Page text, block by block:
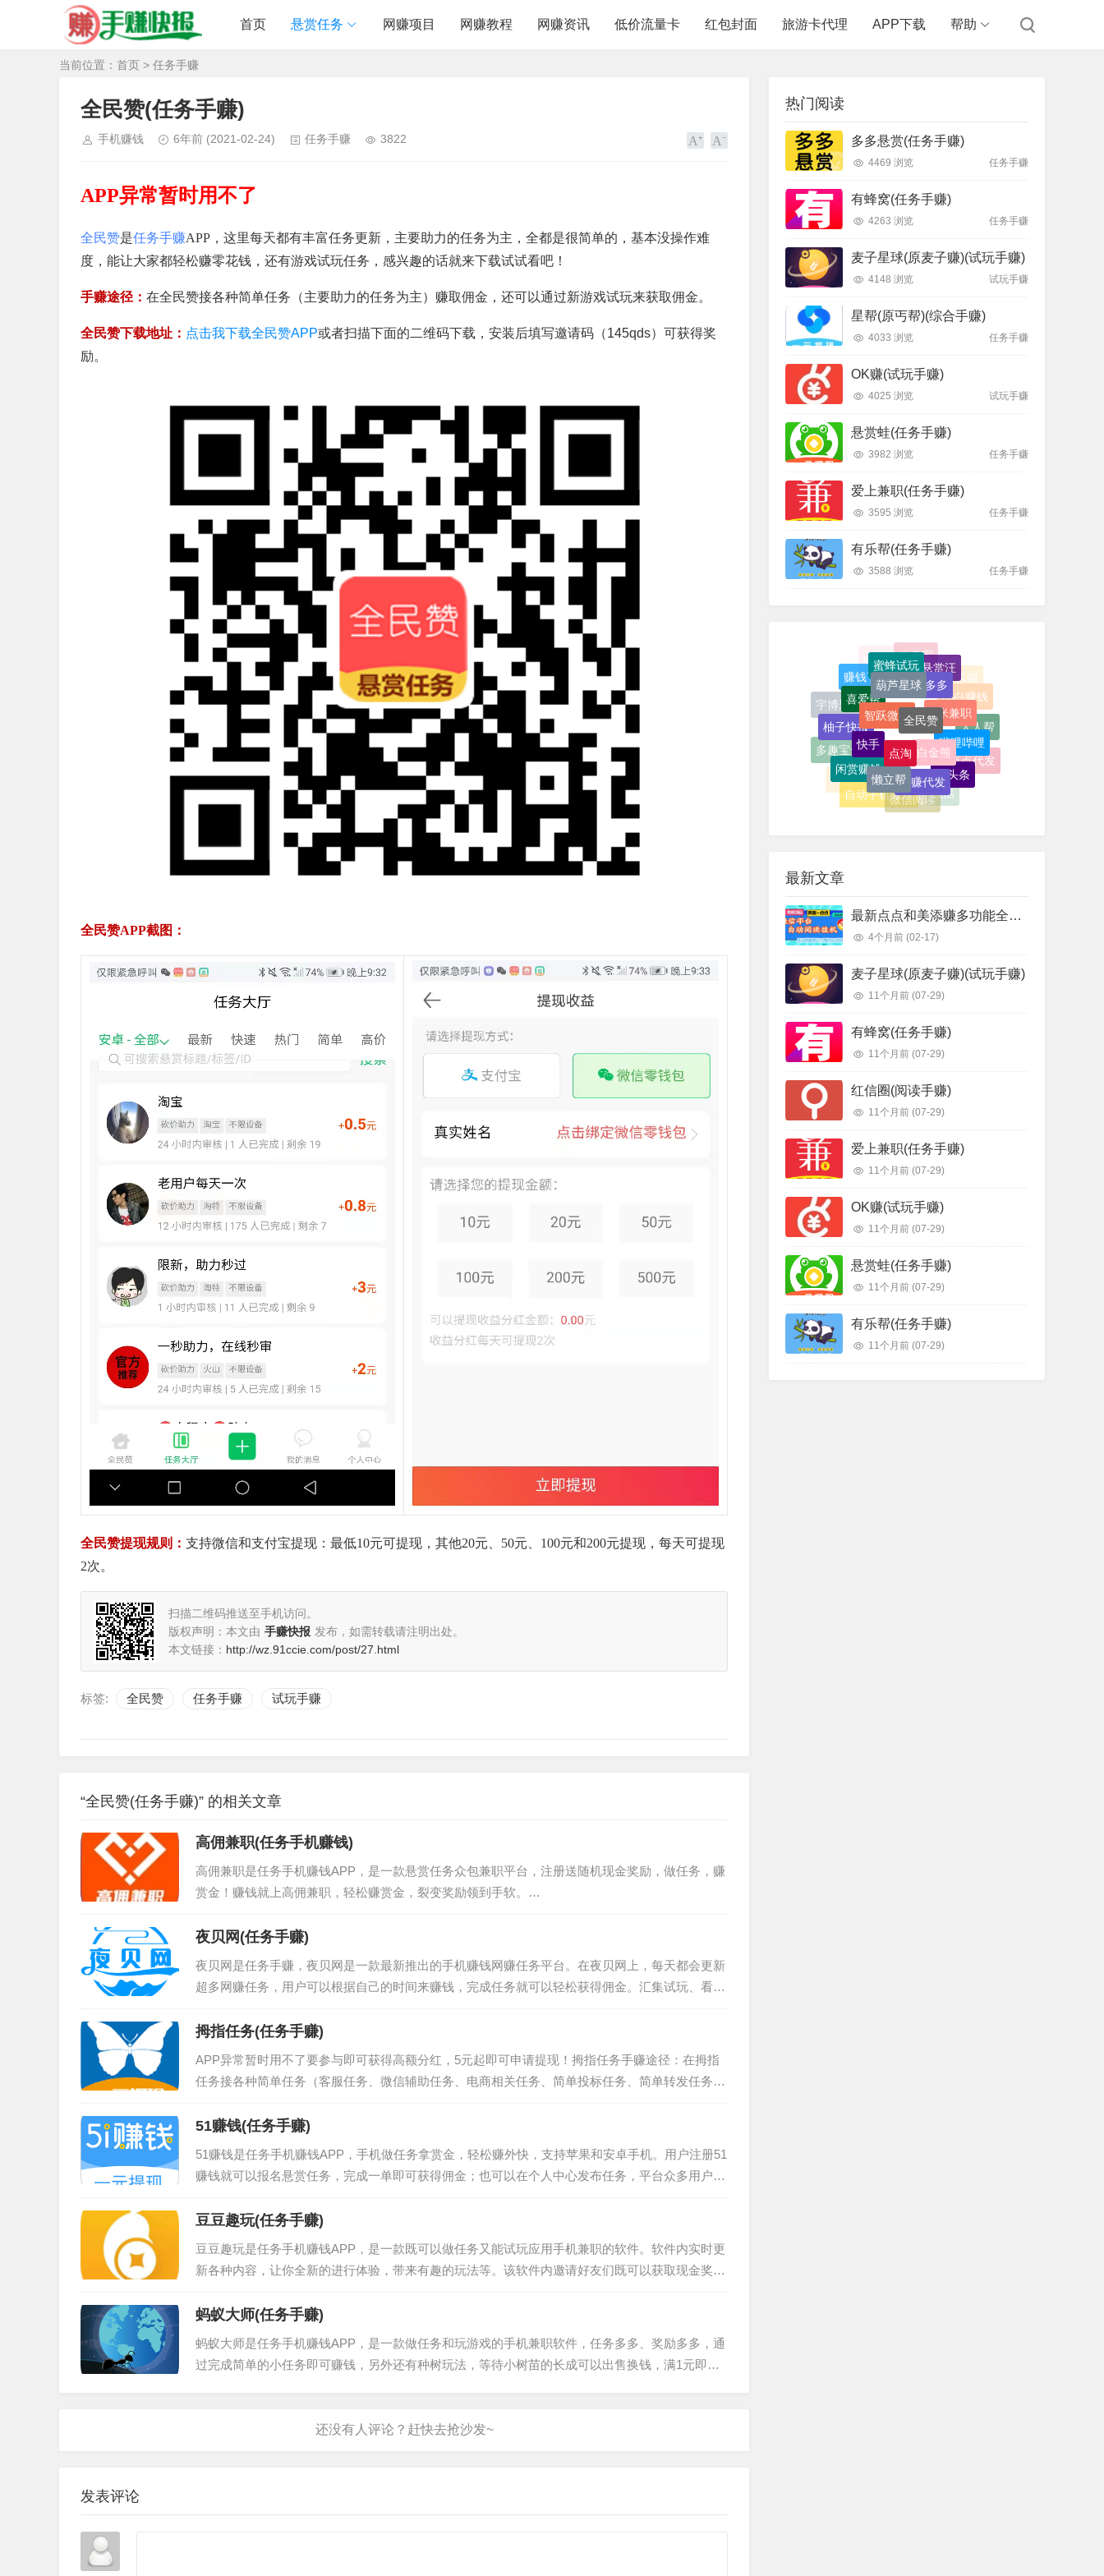
首页 悬赏任务 网赚项目 网赚教程 网赚资讯 低价流量卡 红包封面 旅游卡代理 APP下载 帮助
当前位置： 首页 > 任务手赚
全民赞(任务手赚)
手机赚钱 6年前 (2021-02-24) 任务手赚 3822
APP异常暂时用不了
全民赞是任务手赚APP，这里每天都有丰富任务更新，主要助力的任务为主，全都是很简单的，基本没操作难
度，能让大家都轻松赚零花钱，还有游戏试玩任务，感兴趣的话就来下载试试看吧！
手赚途径： 在全民赞接各种简单任务（主要助力的任务为主）赚取佣金，还可以通过新游戏试玩来获取佣金。
全民赞下载地址： 点击我下载全民赞APP或者扫描下面的二维码下载，安装后填写邀请码（145qds）可获得奖
励。
全民赞APP截图：
全民赞提现规则： 支持微信和支付宝提现：最低10元可提现，其他20元、50元、100元和200元提现，每天可提现
2次。
扫描二维码推送至手机访问。
版权声明：本文由 手赚快报 发布，如需转载请注明出处。
本文链接： http://wz.91ccie.com/post/27.html
标签: 全民赞 任务手赚 试玩手赚
“全民赞(任务手赚)” 的相关文章
高佣兼职(任务手机赚钱)
高佣兼职是任务手机赚钱APP，是一款悬赏任务众包兼职平台，注册送随机现金奖励，做任务，赚
赏金！赚钱就上高佣兼职，轻松赚赏金，裂变奖励领到手软。…
夜贝网(任务手赚)
夜贝网是任务手赚，夜贝网是一款最新推出的手机赚钱网赚任务平台。在夜贝网上，每天都会更新
超多网赚任务，用户可以根据自己的时间来赚钱，完成任务就可以轻松获得佣金。汇集试玩、看视
频、点赞、挂机等在内的多种赚钱任务，夜贝网不仅赚钱任务类型繁多，而且夜贝网操作起来都很
简单！夜贝网手赚途径：在夜贝网接各种简单任务（微信公众号任务和微信阅读任务）赚取金币。
夜贝网下载地址：点击我下载夜贝网APP或者扫描下面的二维…
拇指任务(任务手赚)
APP异常暂时用不了要参与即可获得高额分红，5元起即可申请提现！拇指任务手赚途径：在拇指
任务接各种简单任务（客服任务、微信辅助任务、电商相关任务、简单投标任务、简单转发任务和
短视频任务等）赚取佣金，还可以通过新游戏试玩来获取快币。拇指任务下载地址：点击我下载拇
指任务APP或者扫描下面的二维码下载。拇指任务AP…
51赚钱(任务手赚)
51赚钱是任务手机赚钱APP，手机做任务拿赏金，轻松赚外快，支持苹果和安卓手机。用户注册51
赚钱就可以报名悬赏任务，完成一单即可获得佣金；也可以在个人中心发布任务，平台众多用户快
速完成你得既定目标。老牌实力团队新作，app设计精美，操作流畅，除了实力杠杠滴之外，所有
收益满1元就可以提现，延续了之前平台的优良作风。…
豆豆趣玩(任务手赚)
豆豆趣玩是任务手机赚钱APP，是一款既可以做任务又能试玩应用手机兼职的软件。软件内实时更
新各种内容，让你全新的进行体验，带来有趣的玩法等。该软件内邀请好友们既可以获取现金奖
励。也能完成大奖的获取等。软件内还能体验有趣的左右活动解锁来赚取福利收益等。喜欢这款软
件的用户们，一起来下载挣钱吧。豆豆趣玩手机赚钱途径：在豆豆趣玩手机赚钱APP试玩各种喜欢
的游戏（充值高返游戏、超级简单游戏、最新上线游戏、捕鱼…
蚂蚁大师(任务手赚)
蚂蚁大师是任务手机赚钱APP，是一款做任务和玩游戏的手机兼职软件，任务多多、奖励多多，通
过完成简单的小任务即可赚钱，另外还有种树玩法，等待小树苗的长成可以出售换钱，满1元即可
大视频、音频类的折扣等你来领取，感兴趣的朋友快来下载…
发表评论
热门阅读
多多悬赏(任务手赚)
4469 浏览 任务手赚
有蜂窝(任务手赚)
4263 浏览 任务手赚
麦子星球(原麦子赚)(试玩手赚)
4148 浏览 试玩手赚
星帮(原丐帮)(综合手赚)
4033 浏览 任务手赚
OK赚(试玩手赚)
4025 浏览 试玩手赚
悬赏蛙(任务手赚)
3982 浏览 任务手赚
爱上兼职(任务手赚)
3595 浏览 任务手赚
有乐帮(任务手赚)
3588 浏览 任务手赚
游戏试玩
试玩手赚
抖音
微信
微信阅读
自动手机赚钱
问卷调查
点点代发
趣头条
好赚代发
懒立帮
闲赏赚钱
多趣宝盒
人人帮
哔哩哔哩
白金熊
点淘
快手
柚子快报
宇博聚流
小白赚钱
U米兼职
全民赞
智跃微赚
喜爱帮
赚钱了
悬赏汪
帮多多
葫芦星球
蜜蜂试玩
最新文章
最新点点和美添赚多功能全自动挂机项目，单机一天5-10米 多号多撸【永久脚本+使用教程]
4个月前 (02-17)
麦子星球(原麦子赚)(试玩手赚)
11个月前 (07-29)
有蜂窝(任务手赚)
11个月前 (07-29)
红信圈(阅读手赚)
11个月前 (07-29)
爱上兼职(任务手赚)
11个月前 (07-29)
OK赚(试玩手赚)
11个月前 (07-29)
悬赏蛙(任务手赚)
11个月前 (07-29)
有乐帮(任务手赚)
11个月前 (07-29)